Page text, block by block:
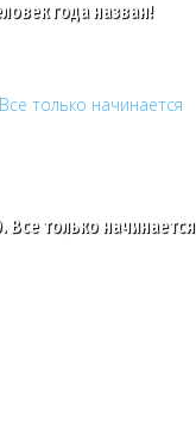
года назван!
Все только начинается